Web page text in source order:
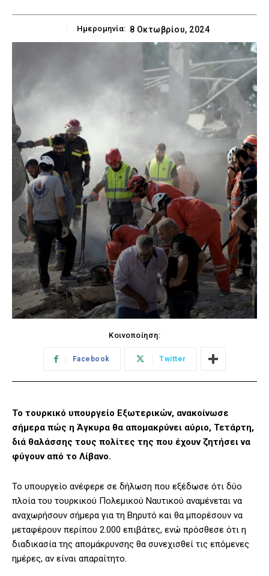
Ημερομηνία: 8 Οκτωβρίου, 2024
Κοινοποίηση:
Facebook Twitter
Το τουρκικό υπουργείο Εξωτερικών, ανακοίνωσε
σήμερα πώς η Άγκυρα θα απομακρύνει αύριο, Τετάρτη,
διά θαλάσσης τους πολίτες της που έχουν ζητήσει να
φύγουν από το Λίβανο.
Το υπουργείο ανέφερε σε δήλωση που εξέδωσε ότι δύο
πλοία του τουρκικού Πολεμικού Ναυτικού αναμένεται να
αναχωρήσουν σήμερα για τη Βηρυτό και θα μπορέσουν να
μεταφέρουν περίπου 2.000 επιβάτες, ενώ πρόσθεσε ότι η
διαδικασία της απομάκρυνσης θα συνεχισθεί τις επόμενες
ημέρες, αν είναι απαραίτητο.